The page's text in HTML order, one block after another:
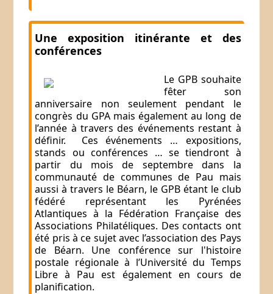
Une exposition itinérante et des
conférences
Le GPB souhaite
fêter son
anniversaire non seulement pendant le
congrès du GPA mais également au long de
l’année à travers des événements restant à
définir.
Ces événements … expositions,
stands ou conférences … se tiendront à
partir du mois de septembre dans la
communauté de communes de Pau mais
aussi à travers le Béarn, le GPB étant le club
fédéré représentant les Pyrénées
Atlantiques à la Fédération Française des
Associations Philatéliques. Des contacts ont
été pris à ce sujet avec l’association des Pays
de Béarn. Une conférence sur l'histoire
postale régionale à l’Université du Temps
Libre à Pau est également en cours de
planification.